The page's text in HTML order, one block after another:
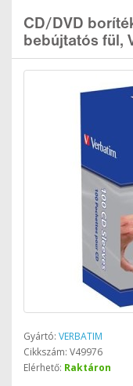
CD/DVD
bebújtatós fül,
Gyártó: VERBATIM
Cikkszám: V49976
Elérhető: Raktáron